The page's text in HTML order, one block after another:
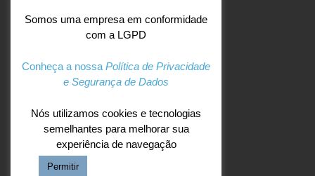
Santa Catarina - São José do
Rio Preto (SP)
+55 (17) 3354 7000
agostiniano@csj.g12.br
REDES SOCIAIS
Facebook
Somos uma empresa em conformidade
com a LGPD
Conheça a nossa Política de Privacidade
e Segurança de Dados
Nós utilizamos cookies e tecnologias
semelhantes para melhorar sua
experiência de navegação
Permitir